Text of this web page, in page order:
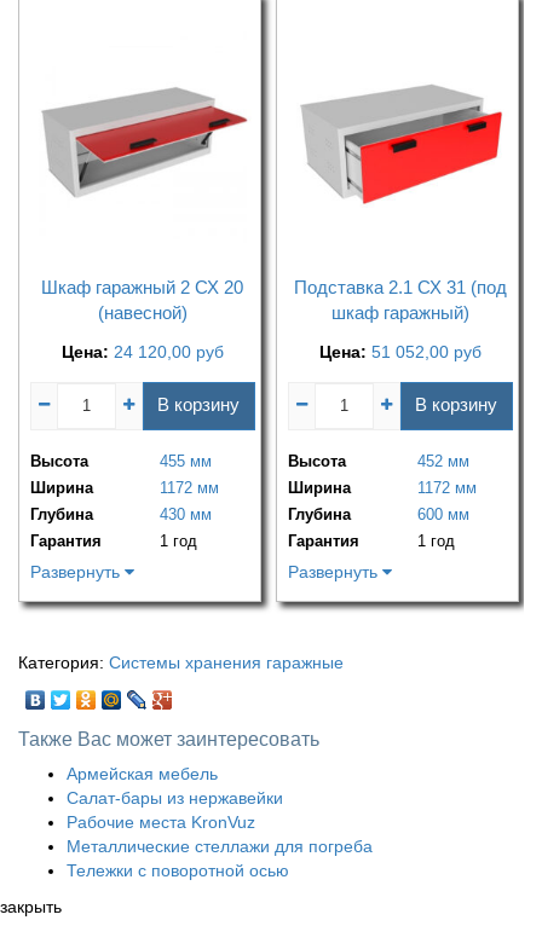
Шкаф гаражный 2 СХ 20
(навесной)
Цена: 24 120,00 руб
В корзину
Высота
455 мм
Ширина
1172 мм
Глубина
430 мм
Гарантия
1 год
Развернуть
Подставка 2.1 СХ 31 (под
шкаф гаражный)
Цена: 51 052,00 руб
В корзину
Высота
452 мм
Ширина
1172 мм
Глубина
600 мм
Гарантия
1 год
Развернуть
Категория: Системы хранения гаражные
Также Вас может заинтересовать
Армейская мебель
Салат-бары из нержавейки
Рабочие места KronVuz
Металлические стеллажи для погреба
Тележки с поворотной осью
закрыть